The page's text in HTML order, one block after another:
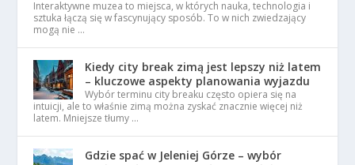
Interaktywne muzea to miejsca, w których nauka, technologia i
sztuka łączą się w fascynujący sposób. To w nich zwiedzający
mogą nie …
Kiedy city break zimą jest lepszy niż latem
– kluczowe aspekty planowania wyjazdu
Wybór terminu city breaku często opiera się na
intuicji, ale to właśnie zimą można zyskać znacznie więcej niż
latem. Mniejsze tłumy …
Gdzie spać w Jeleniej Górze – wybór